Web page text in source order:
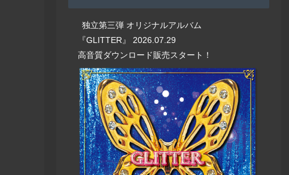
独立第三弾 オリジナルアルバム
『GLITTER』 2026.07.29
高音質ダウンロード販売スタート！